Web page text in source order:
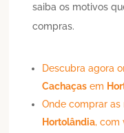
saiba os motivos
compras.
Descubra agora
Cachaças em
Onde comprar
Hortolândia, com